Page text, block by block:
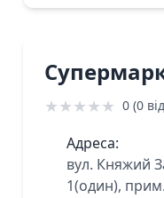
★★★★★ 0 (0
Адреса:
вул. Княжий
1(один),